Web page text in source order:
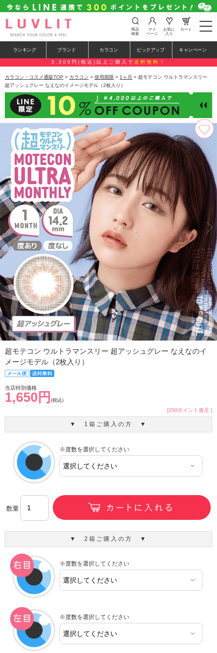
t
o
e
n
a
a
i
o
n
商品
検索
マイ
ページ
お気に
入り
カート
ランキング ブランド カラコン ピックアップ キャンペーン
3,300円(税込)以上ご購入で 送料無料！
カラコン・コスメ通販TOP > カラコン > 使用期限 > 1ヶ月 > 超モテコン ウルトラマンスリー
超アッシュグレー なえなのイメージモデル（2枚入り）
超モテコン ウルトラマンスリー 超アッシュグレー なえなのイ
メージモデル（2枚入り）
当店特別価格
1,650円 (税込)
[150ポイント進呈 ]
▼ 1箱ご購入の方 ▼
※度数を選択してください
数量
▼ 2箱ご購入の方 ▼
※度数を選択してください
※度数を選択してください